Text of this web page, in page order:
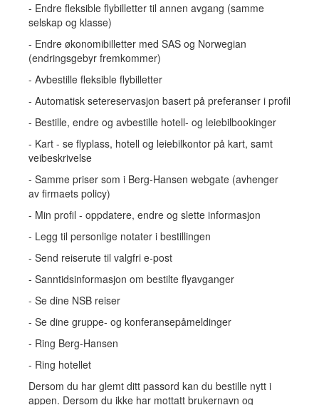
- Endre fleksible flybilletter til annen avgang (samme
selskap og klasse)
- Endre økonomibilletter med SAS og Norwegian
(endringsgebyr fremkommer)
- Avbestille fleksible flybilletter
- Automatisk setereservasjon basert på preferanser i profil
- Bestille, endre og avbestille hotell- og leiebilbookinger
- Kart - se flyplass, hotell og leiebilkontor på kart, samt
veibeskrivelse
- Samme priser som i Berg-Hansen webgate (avhenger
av firmaets policy)
- Min profil - oppdatere, endre og slette informasjon
- Legg til personlige notater i bestillingen
- Send reiserute til valgfri e-post
- Sanntidsinformasjon om bestilte flyavganger
- Se dine NSB reiser
- Se dine gruppe- og konferansepåmeldinger
- Ring Berg-Hansen
- Ring hotellet
Dersom du har glemt ditt passord kan du bestille nytt i
appen. Dersom du ikke har mottatt brukernavn og